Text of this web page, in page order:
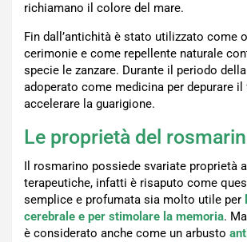
richiamano il colore del mare.
Fin dall’antichità è stato utilizzato come
cerimonie e come repellente naturale
specie le zanzare. Durante il periodo
adoperato come medicina per depurare il
accelerare la guarigione.
Le proprietà del
Il rosmarino possiede svariate proprietà
terapeutiche, infatti è risaputo come
semplice e profumata sia molto utile per
cerebrale e per stimolare la memoria.
è considerato anche come un arbusto